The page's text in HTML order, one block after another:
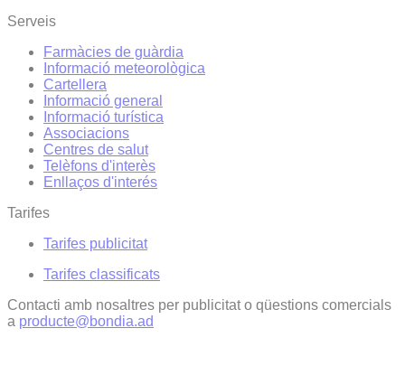
Serveis
Farmàcies de guàrdia
Informació meteorològica
Cartellera
Informació general
Informació turística
Associacions
Centres de salut
Telèfons d'interès
Enllaços d'interés
Tarifes
Tarifes publicitat
Tarifes classificats
Contacti amb nosaltres per publicitat o qüestions comercials
a producte@bondia.ad